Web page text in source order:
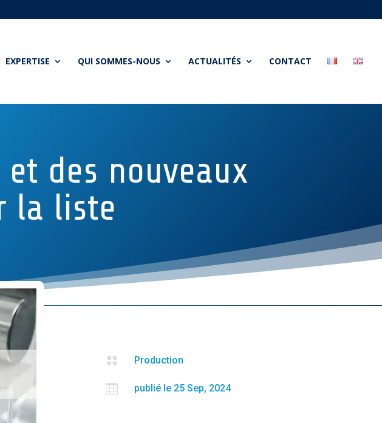
EXPERTISE QUI SOMMES-NOUS ACTUALITÉS CONTACT
et des nouveaux
la liste
 Production
 publié le 25 Sep, 2024